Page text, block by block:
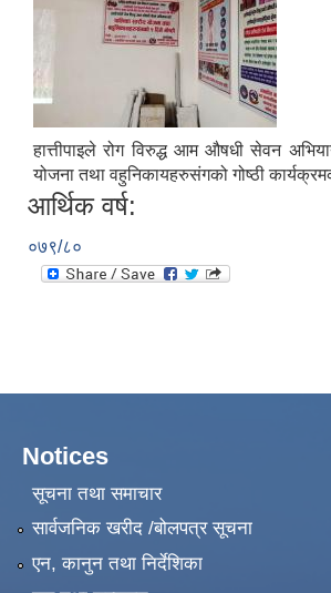
हात्तीपाइले रोग विरुद्ध आम औषधी सेवन
योजना तथा वहुनिकायहरुस‌ंगको गोष्ठी
आर्थिक वर्ष:
०७९/८०
Notices
सूचना तथा समाचार
सार्वजनिक खरीद /बोलपत्र सूचना
एन, कानुन तथा निर्देशिका